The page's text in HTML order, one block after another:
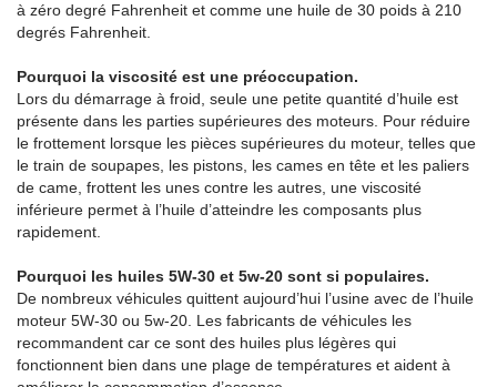
à zéro degré Fahrenheit et comme une huile de 30 poids à 210
degrés Fahrenheit.
Pourquoi la viscosité est une préoccupation.
Lors du démarrage à froid, seule une petite quantité d’huile est
présente dans les parties supérieures des moteurs. Pour réduire
le frottement lorsque les pièces supérieures du moteur, telles que
le train de soupapes, les pistons, les cames en tête et les paliers
de came, frottent les unes contre les autres, une viscosité
inférieure permet à l’huile d’atteindre les composants plus
rapidement.
Pourquoi les huiles 5W-30 et 5w-20 sont si populaires.
De nombreux véhicules quittent aujourd’hui l’usine avec de l’huile
moteur 5W-30 ou 5w-20. Les fabricants de véhicules les
recommandent car ce sont des huiles plus légères qui
fonctionnent bien dans une plage de températures et aident à